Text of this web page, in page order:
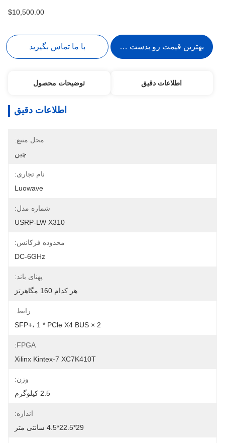
$10,500.00
بهترین قیمت رو بدست بیار با ما تماس بگیرید
اطلاعات دقیق توضیحات محصول
اطلاعات دقیق
محل منبع:
چین
نام تجاری:
Luowave
شماره مدل:
USRP-LW X310
محدوده فرکانس:
DC-6GHz
پهنای باند:
هر کدام 160 مگاهرتز
رابط:
2 × SFP+، 1 * PCle X4 BUS
FPGA:
Xilinx Kintex-7 XC7K410T
وزن:
2.5 کیلوگرم
اندازه:
29*22.5*4.5 سانتی متر